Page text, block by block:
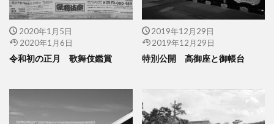
2020年1月5日
2020年1月6日
令和初の正月 歌舞伎鑑賞
2019年12月29日
2019年12月29日
特別公開 高御座と御帳台